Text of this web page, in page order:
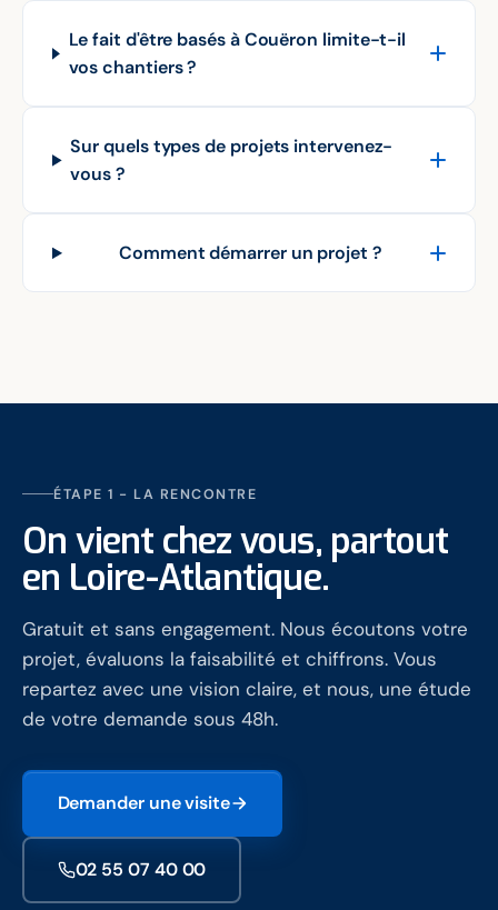
Le fait d'être basés à Couëron limite-t-il
vos chantiers ?
Sur quels types de projets intervenez-
vous ?
Comment démarrer un projet ?
ÉTAPE 1 - LA RENCONTRE
On vient chez vous, partout
en Loire-Atlantique.
Gratuit et sans engagement. Nous écoutons votre
projet, évaluons la faisabilité et chiffrons. Vous
repartez avec une vision claire, et nous, une étude
de votre demande sous 48h.
Demander une visite
02 55 07 40 00